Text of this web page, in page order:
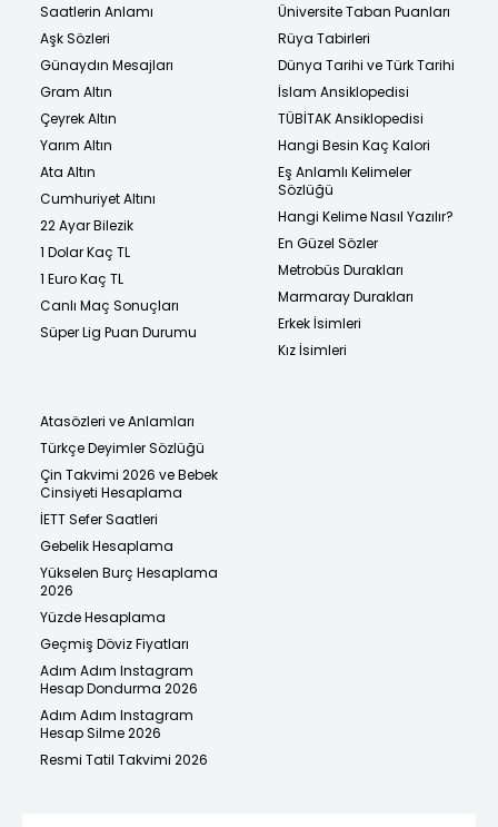
Saatlerin Anlamı
Aşk Sözleri
Günaydın Mesajları
Gram Altın
Çeyrek Altın
Yarım Altın
Ata Altın
Cumhuriyet Altını
22 Ayar Bilezik
1 Dolar Kaç TL
1 Euro Kaç TL
Canlı Maç Sonuçları
Süper Lig Puan Durumu
Üniversite Taban Puanları
Rüya Tabirleri
Dünya Tarihi ve Türk Tarihi
İslam Ansiklopedisi
TÜBİTAK Ansiklopedisi
Hangi Besin Kaç Kalori
Eş Anlamlı Kelimeler
Sözlüğü
Hangi Kelime Nasıl Yazılır?
En Güzel Sözler
Metrobüs Durakları
Marmaray Durakları
Erkek İsimleri
Kız İsimleri
Atasözleri ve Anlamları
Türkçe Deyimler Sözlüğü
Çin Takvimi 2026 ve Bebek
Cinsiyeti Hesaplama
İETT Sefer Saatleri
Gebelik Hesaplama
Yükselen Burç Hesaplama
2026
Yüzde Hesaplama
Geçmiş Döviz Fiyatları
Adım Adım Instagram
Hesap Dondurma 2026
Adım Adım Instagram
Hesap Silme 2026
Resmi Tatil Takvimi 2026